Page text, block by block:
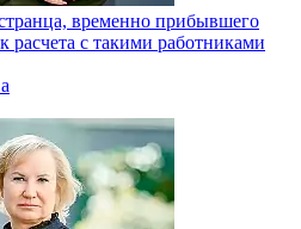
временно прибывшего
с такими работниками